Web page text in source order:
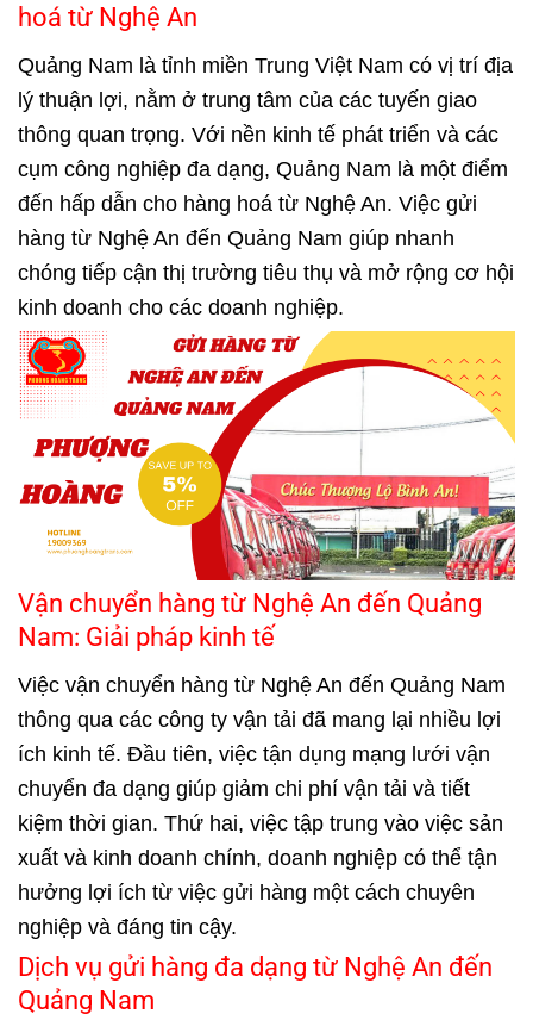
hoá từ Nghệ An
Quảng Nam là tỉnh miền Trung Việt Nam có vị trí địa
lý thuận lợi, nằm ở trung tâm của các tuyến giao
thông quan trọng. Với nền kinh tế phát triển và các
cụm công nghiệp đa dạng, Quảng Nam là một điểm
đến hấp dẫn cho hàng hoá từ Nghệ An. Việc gửi
hàng từ Nghệ An đến Quảng Nam giúp nhanh
chóng tiếp cận thị trường tiêu thụ và mở rộng cơ hội
kinh doanh cho các doanh nghiệp.
Vận chuyển hàng từ Nghệ An đến Quảng
Nam: Giải pháp kinh tế
Việc vận chuyển hàng từ Nghệ An đến Quảng Nam
thông qua các công ty vận tải đã mang lại nhiều lợi
ích kinh tế. Đầu tiên, việc tận dụng mạng lưới vận
chuyển đa dạng giúp giảm chi phí vận tải và tiết
kiệm thời gian. Thứ hai, việc tập trung vào việc sản
xuất và kinh doanh chính, doanh nghiệp có thể tận
hưởng lợi ích từ việc gửi hàng một cách chuyên
nghiệp và đáng tin cậy.
Dịch vụ gửi hàng đa dạng từ Nghệ An đến
Quảng Nam